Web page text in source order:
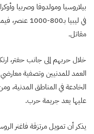
بيلاروسيا ومولدوفا وصربيا
مقاتل.
خلال حربهم إلى جانب حفتر،
العمد للمدنيين وتصفية معارضي
الخادعة في المناطق المدنية،
عليها يعد جريمة حرب.
يذكر أن تمويل مرتزقة فاغنر